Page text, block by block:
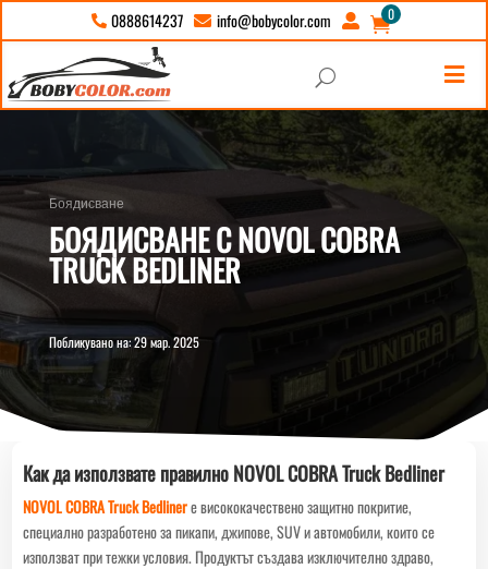
 0888614237  info@bobycolor.com  
0

U
Боядисване
БОЯДИСВАНЕ С NOVOL COBRA
TRUCK BEDLINER
Побликувано на: 29 мар. 2025
Как да използвате правилно NOVOL COBRA Truck Bedliner
NOVOL COBRA Truck Bedlinerе висококачествено защитно покритие,
специално разработено за пикапи, джипове, SUV и автомобили, които се
използват при тежки условия. Продуктът създава изключително здраво,